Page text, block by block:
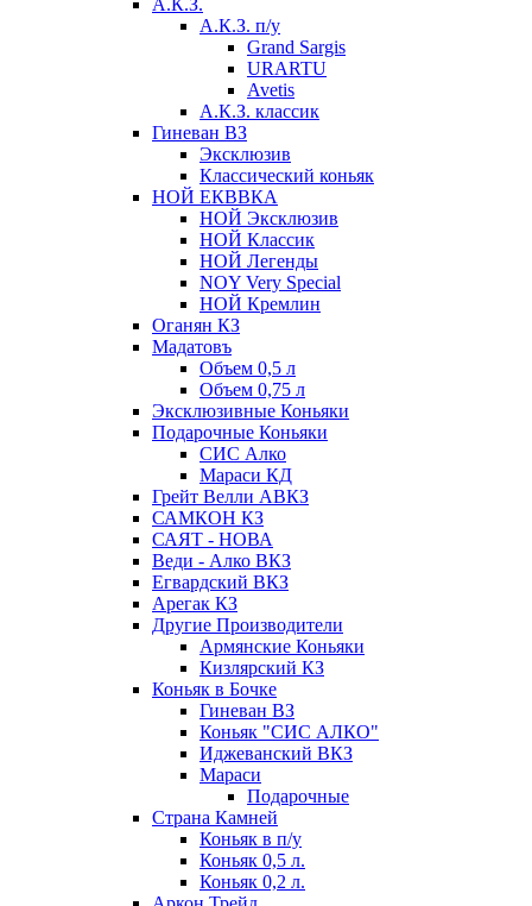
А.К.З.
А.К.З. п/у
Grand Sargis
URARTU
Avetis
А.К.З. классик
Гиневан ВЗ
Эксклюзив
Классический коньяк
НОЙ ЕКВВКА
НОЙ Эксклюзив
НОЙ Классик
НОЙ Легенды
NOY Very Speсial
НОЙ Кремлин
Оганян КЗ
Мадатовъ
Объем 0,5 л
Объем 0,75 л
Эксклюзивные Коньяки
Подарочные Коньяки
СИС Алко
Мараси КД
Грейт Велли АВКЗ
САМКОН КЗ
САЯТ - НОВА
Веди - Алко ВКЗ
Егвардский ВКЗ
Арегак КЗ
Другие Производители
Армянские Коньяки
Кизлярский КЗ
Коньяк в Бочке
Гиневан ВЗ
Коньяк "СИС АЛКО"
Иджеванский ВКЗ
Мараси
Подарочные
Страна Камней
Коньяк в п/у
Коньяк 0,5 л.
Коньяк 0,2 л.